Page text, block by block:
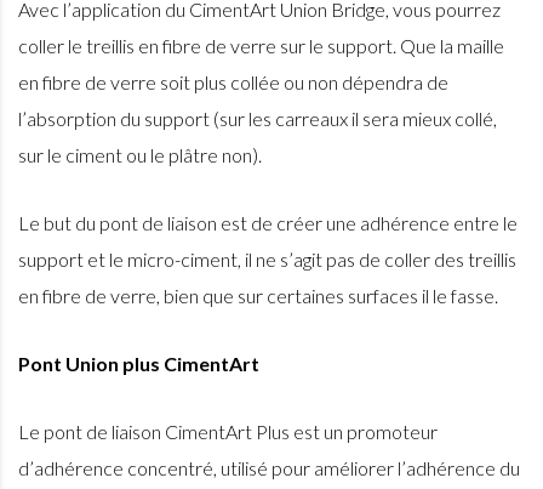
Avec l’application du CimentArt Union Bridge, vous pourrez
coller le treillis en fibre de verre sur le support. Que la maille
en fibre de verre soit plus collée ou non dépendra de
l’absorption du support (sur les carreaux il sera mieux collé,
sur le ciment ou le plâtre non).
Le but du pont de liaison est de créer une adhérence entre le
support et le micro-ciment, il ne s’agit pas de coller des treillis
en fibre de verre, bien que sur certaines surfaces il le fasse.
Pont Union plus CimentArt
Le pont de liaison CimentArt Plus est un promoteur
d’adhérence concentré, utilisé pour améliorer l’adhérence du